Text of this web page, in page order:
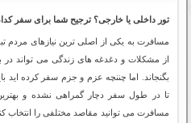
تور داخلی یا خارجی؟ ترجیح شما برای سفر
مسافرت به یکی از اصلی ترین نیازهای مردم
از مشکلات و دغدغه های زندگی می تواند در
بگنجاند. اما چننچه عزم و جزم سفر کرده اید
تا در طول سفر دچار گمراهی نشده و
مسافرت می توانید مقاصد مختلفی را انتخاب